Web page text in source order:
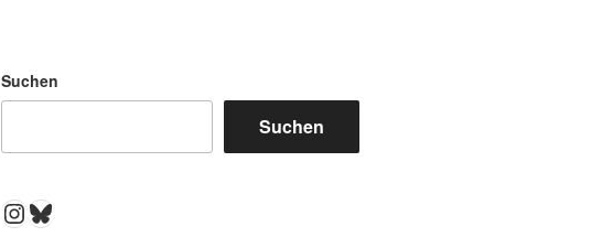
Suchen
Suchen
Instagram
Bluesky